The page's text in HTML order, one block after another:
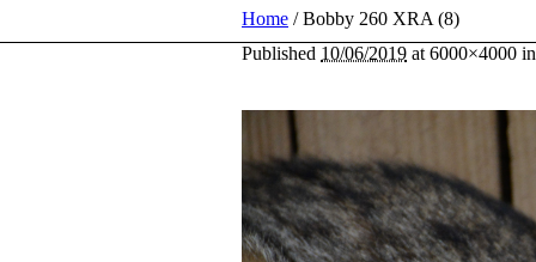
Home /Bobby 260 XRA (8)
Published 10/06/2019 at 6000×4000 in